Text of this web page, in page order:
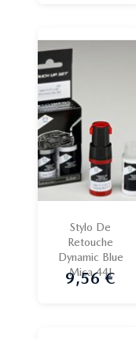
Stylo De
Retouche
Dynamic Blue
Mica 44J
Prix
9,56 €